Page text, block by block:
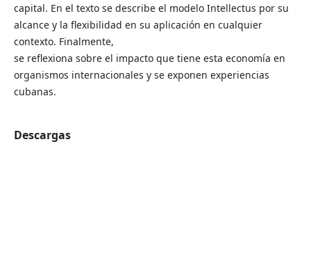
capital. En el texto se describe el modelo Intellectus por su
alcance y la flexibilidad en su aplicación en cualquier
contexto. Finalmente,
se reflexiona sobre el impacto que tiene esta economía en
organismos internacionales y se exponen experiencias
cubanas.
Descargas